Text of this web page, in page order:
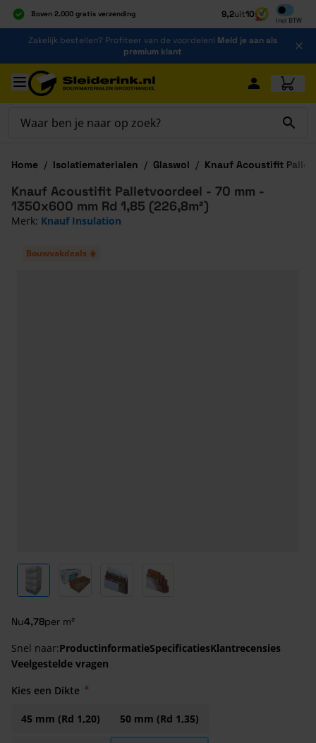
Boven 2.000 gratis verzending
Al 40 jaar dé specialist
Alles onder één dak
9,2uit10
Incl BTW
Inclusief
Ga naar de inhoud
Zakelijk bestellen? Profiteer van de voordelen! Meld je aan als
premium klant
Ga naar hoofdinhoud
Home / Isolatiematerialen / Glaswol / Knauf Acoustifit
Bouwvakdeals ☀️
View larger imageView larger imageView larger imageView larger image
Nu4,78per m²
Knauf Acoustifit Palletvoordeel - 70 mm -
1350x600 mm Rd 1,85 (226,8m²)
Merk: Knauf Insulation
Snel naar:ProductinformatieSpecificatiesKlantrecensies
Veelgestelde vragen
Kies een Dikte
45 mm (Rd 1,20) 50 mm (Rd 1,35)